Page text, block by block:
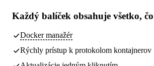
Každý balíček obsahuje všetko,
Docker manažér
Rýchly prístup k protokolom kontajnerov